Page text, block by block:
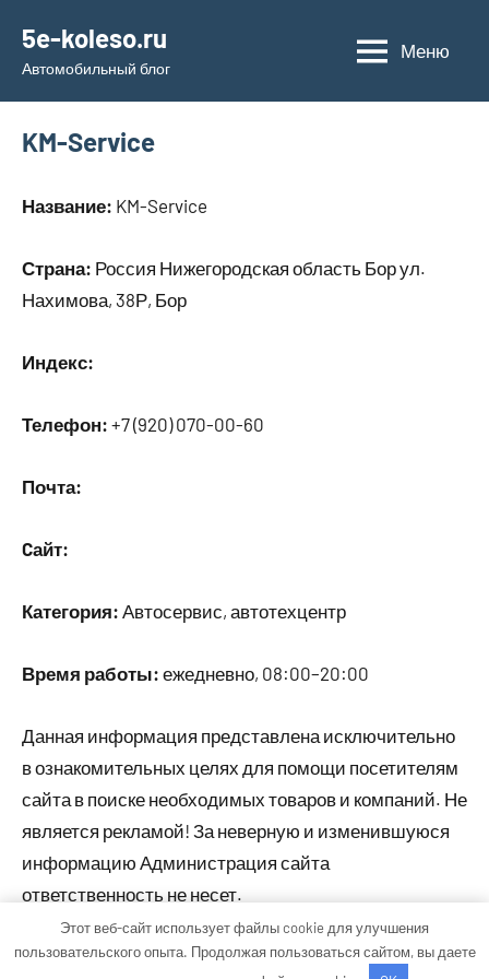
содержимому
5e-koleso.ru
Автомобильный блог
Меню
KM-Service
Название: KM-Service
Страна: Россия Нижегородская область Бор ул.
Нахимова, 38Р, Бор
Индекс:
Телефон: +7 (920) 070-00-60
Почта:
Cайт:
Категория: Автосервис, автотехцентр
Время работы: ежедневно, 08:00–20:00
Данная информация представлена исключительно
в ознакомительных целях для помощи посетителям
сайта в поиске необходимых товаров и компаний. Не
является рекламой! За неверную и изменившуюся
информацию Администрация сайта
ответственность не несет.
Этот веб-сайт использует файлы cookie для улучшения
пользовательского опыта. Продолжая пользоваться сайтом, вы даете